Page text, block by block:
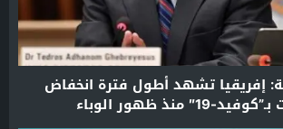
إفريقيا تشهد أطول فترة انخفاض
19″ منذ ظهور الوباء